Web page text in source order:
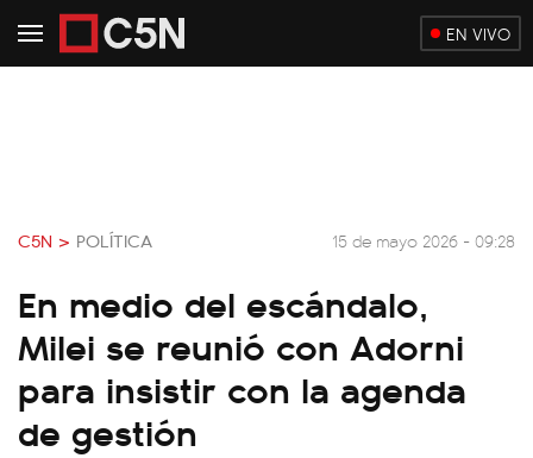
EN VIVO
C5N > POLÍTICA 15 de mayo 2026 - 09:28
En medio del escándalo,
Milei se reunió con Adorni
para insistir con la agenda
de gestión